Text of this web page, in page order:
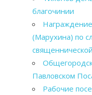
благочинии
(Марухина) по
Павловском
Рабочие